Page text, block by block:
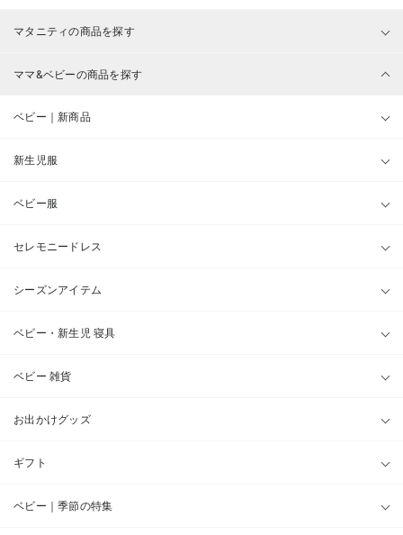
マタニティの商品を探す
ママ&ベビーの商品を探す
ベビー｜新商品
新生児服
ベビー服
セレモニードレス
シーズンアイテム
ベビー・新生児 寝具
ベビー 雑貨
お出かけグッズ
ギフト
ベビー｜季節の特集